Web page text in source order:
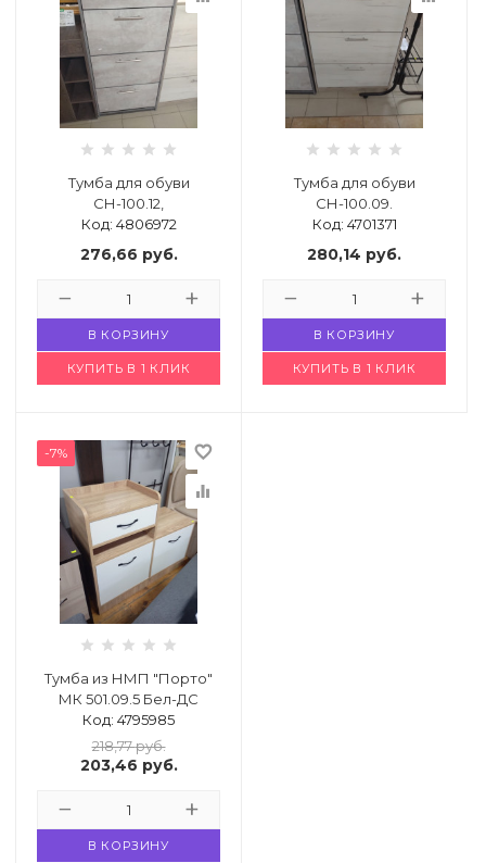
Тумба для обуви
СН-100.12,
Код: 4806972
276,66 руб.
В КОРЗИНУ
КУПИТЬ В 1 КЛИК
Тумба для обуви
СН-100.09.
Код: 4701371
280,14 руб.
В КОРЗИНУ
КУПИТЬ В 1 КЛИК
-7%
favorite_border
equalizer
Тумба из НМП "Порто"
МК 501.09.5 Бел-ДС
Код: 4795985
218,77руб.
203,46 руб.
В КОРЗИНУ